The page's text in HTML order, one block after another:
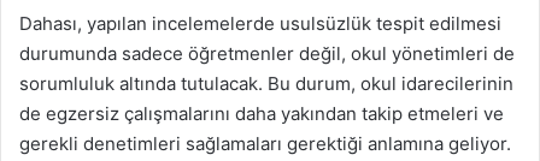
Dahası, yapılan incelemelerde usulsüzlük tespit edilmesi
durumunda sadece öğretmenler değil, okul yönetimleri de
sorumluluk altında tutulacak. Bu durum, okul idarecilerinin
de egzersiz çalışmalarını daha yakından takip etmeleri ve
gerekli denetimleri sağlamaları gerektiği anlamına geliyor.